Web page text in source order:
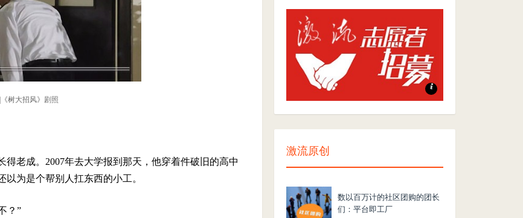
《树大招风》剧照
老成。2007年去大学报到那天，他穿着件破旧的高中
为是个帮别人扛东西的小工。
？”
志愿者招募
激流原创
数以百万计的社区团购的团长
们：平台即工厂